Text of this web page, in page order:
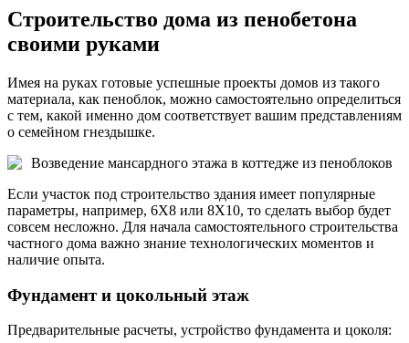
Строительство дома из пенобетона
своими руками
Имея на руках готовые успешные проекты домов из такого
материала, как пеноблок, можно самостоятельно определиться
с тем, какой именно дом соответствует вашим представлениям
о семейном гнездышке.
Возведение мансардного этажа в коттедже из пеноблоков
Если участок под строительство здания имеет популярные
параметры, например, 6X8 или 8X10, то сделать выбор будет
совсем несложно. Для начала самостоятельного строительства
частного дома важно знание технологических моментов и
наличие опыта.
Фундамент и цокольный этаж
Предварительные расчеты, устройство фундамента и цоколя: